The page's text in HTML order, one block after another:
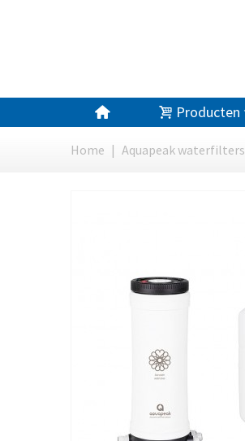
Producten
Home | Aquapeak waterfilters